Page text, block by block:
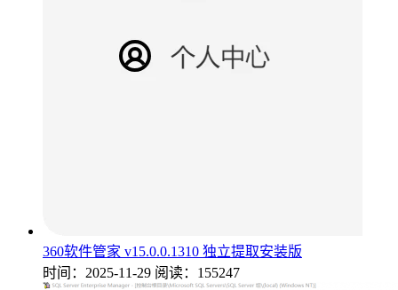
360软件管家 v15.0.0.1310 独立提取安装版
时间：2025-11-29 阅读：155247